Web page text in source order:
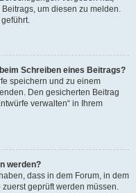
um diesen zu melden.
Schreiben eines Beitrags?
speichern und zu einem
Den gesicherten Beitrag
verwalten“ in Ihrem
werden?
dass in dem Forum, in dem
geprüft werden müssen.